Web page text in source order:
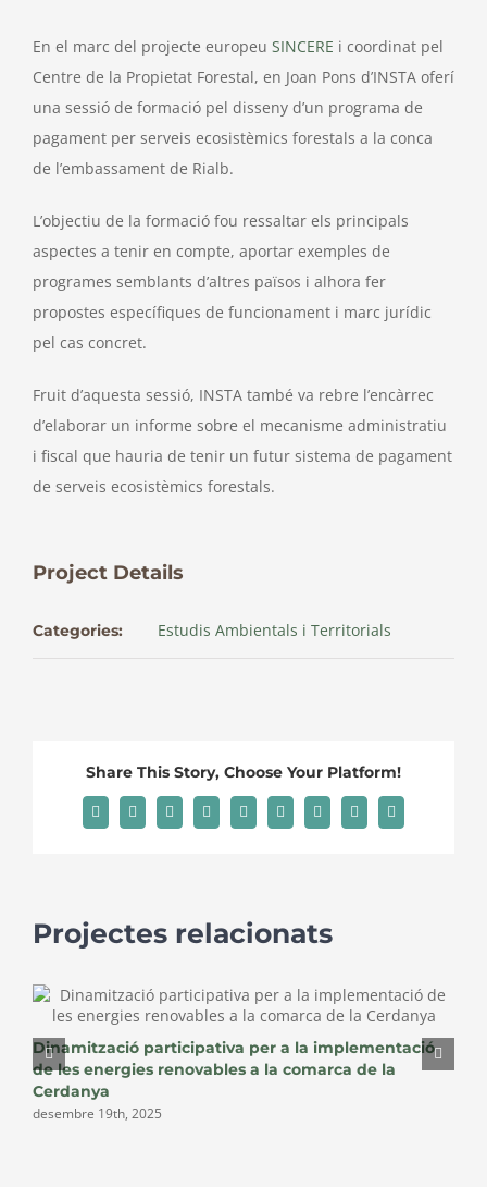
En el marc del projecte europeu SINCERE i coordinat pel
Centre de la Propietat Forestal, en Joan Pons d’INSTA oferí
una sessió de formació pel disseny d’un programa de
pagament per serveis ecosistèmics forestals a la conca
de l’embassament de Rialb.
L’objectiu de la formació fou ressaltar els principals
aspectes a tenir en compte, aportar exemples de
programes semblants d’altres països i alhora fer
propostes específiques de funcionament i marc jurídic
pel cas concret.
Fruit d’aquesta sessió, INSTA també va rebre l’encàrrec
d’elaborar un informe sobre el mecanisme administratiu
i fiscal que hauria de tenir un futur sistema de pagament
de serveis ecosistèmics forestals.
Project Details
Categories: Estudis Ambientals i Territorials
Share This Story, Choose Your Platform!
Facebook
X RedditLinkedInWhatsAppTumblrPinterest
Vk Email:
Projectes relacionats
Dinamització participativa per a la implementació
de les energies renovables a la comarca de la
Cerdanya
desembre 19th, 2025